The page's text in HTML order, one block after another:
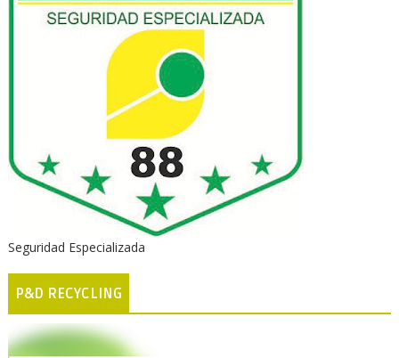
Seguridad Especializada
P&D RECYCLING